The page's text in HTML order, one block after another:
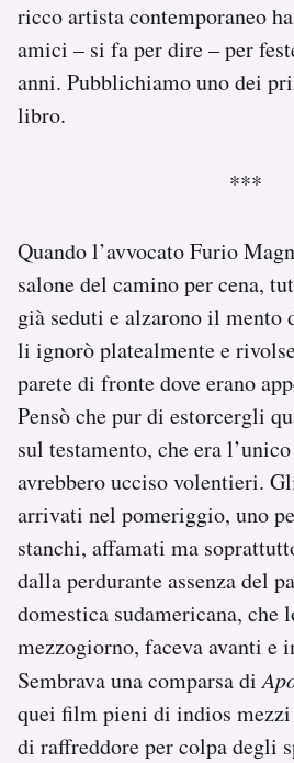
ricco artista contemporaneo
amici – si fa per dire – per
anni. Pubblichiamo uno dei
libro.
***
Quando l’avvocato Furio
salone del camino per cena,
già seduti e alzarono il mento
li ignorò platealmente e
parete di fronte dove erano
Pensò che pur di estorcergli
sul testamento, che era
avrebbero ucciso volentieri.
arrivati nel pomeriggio, uno
stanchi, affamati ma
dalla perdurante assenza del
domestica sudamericana, che
mezzogiorno, faceva avanti e
Sembrava una comparsa di
quei film pieni di indios
di raffreddore per colpa degli